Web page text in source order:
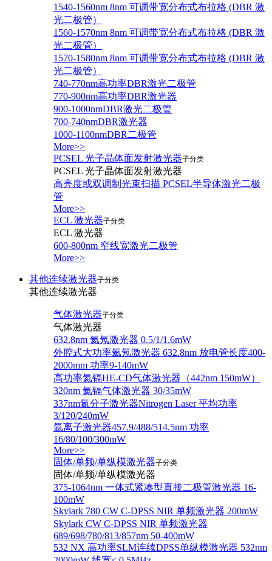
1540-1560nm 8nm 可调带宽分布式布拉格 (DBR 激
光二极管）
1560-1570nm 8nm 可调带宽分布式布拉格 (DBR 激
光二极管）
1570-1580nm 8nm 可调带宽分布式布拉格 (DBR 激
光二极管）
740-770nm高功率DBR激光二极管
770-900nm高功率DBR激光器
900-1000nmDBR激光二极管
700-740nmDBR激光器
1000-1100nmDBR二极管
More>>
PCSEL 光子晶体面发射激光器子分类
PCSEL 光子晶体面发射激光器
高亮度或双调制光束扫描 PCSEL半导体激光二极
管
More>>
ECL 激光器子分类
ECL 激光器
600-800nm 窄线宽激光二极管
More>>
其他连续激光器子分类
其他连续激光器
气体激光器子分类
气体激光器
632.8nm 氦氖激光器 0.5/1/1.6mW
外腔式大功率氦氖激光器 632.8nm 放电管长度400-
2000mm 功率9-140mW
高功率氦镉HE-CD气体激光器（442nm 150mW）
320nm 氦镉气体激光器 30/35mW
337nm氮分子激光器Nitrogen Laser 平均功率
3/120/240mW
氩离子激光器457.9/488/514.5nm 功率
16/80/100/300mW
More>>
固体/单频/单纵模激光器子分类
固体/单频/单纵模激光器
375-1064nm 一体式紧凑型直接二极管激光器 16-
100mW
Skylark 780 CW C-DPSS NIR 单频激光器 200mW
Skylark CW C-DPSS NIR 单频激光器
689/698/780/813/857nm 50-400mW
532 NX 高功率SLM连续DPSS单纵模激光器 532nm